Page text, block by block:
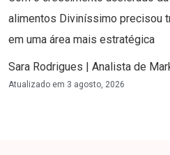
alimentos Diviníssimo precisou
em uma área mais estratégica
Sara Rodrigues | Analista de
Atualizado em 3 agosto, 2026